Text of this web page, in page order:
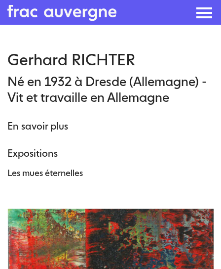
content
Gerhard RICHTER
Né en 1932 à Dresde (Allemagne) -
Vit et travaille en Allemagne
En savoir plus
Expositions
Les mues éternelles